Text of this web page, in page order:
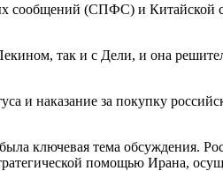
сообщений (СПФС) и Китайской
так и с Дели, и она
и наказание за покупку
ключевая тема обсуждения.
помощью Ирана,